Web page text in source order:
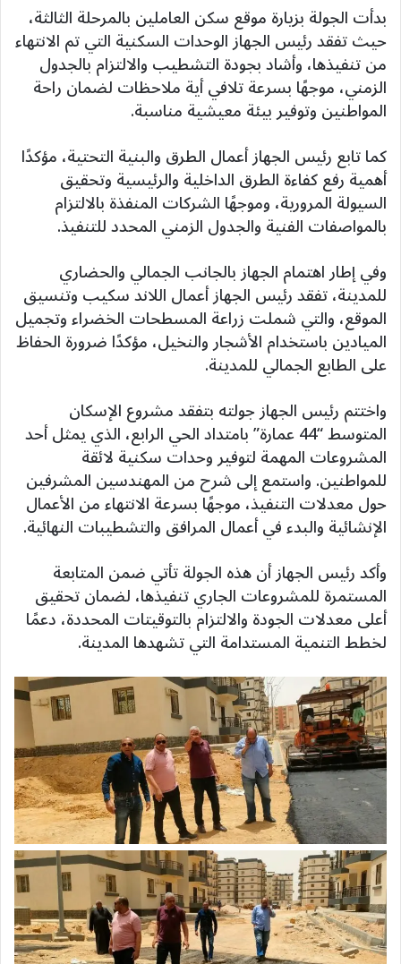
بدأت الجولة بزيارة موقع سكن العاملين بالمرحلة الثالثة،
حيث تفقد رئيس الجهاز الوحدات السكنية التي تم الانتهاء
من تنفيذها، وأشاد بجودة التشطيب والالتزام بالجدول
الزمني، موجهًا بسرعة تلافي أية ملاحظات لضمان راحة
المواطنين وتوفير بيئة معيشية مناسبة.
كما تابع رئيس الجهاز أعمال الطرق والبنية التحتية، مؤكدًا
أهمية رفع كفاءة الطرق الداخلية والرئيسية وتحقيق
السيولة المرورية، وموجهًا الشركات المنفذة بالالتزام
بالمواصفات الفنية والجدول الزمني المحدد للتنفيذ.
وفي إطار اهتمام الجهاز بالجانب الجمالي والحضاري
للمدينة، تفقد رئيس الجهاز أعمال اللاند سكيب وتنسيق
الموقع، والتي شملت زراعة المسطحات الخضراء وتجميل
الميادين باستخدام الأشجار والنخيل، مؤكدًا ضرورة الحفاظ
على الطابع الجمالي للمدينة.
واختتم رئيس الجهاز جولته بتفقد مشروع الإسكان
المتوسط “44 عمارة” بامتداد الحي الرابع، الذي يمثل أحد
المشروعات المهمة لتوفير وحدات سكنية لائقة
للمواطنين. واستمع إلى شرح من المهندسين المشرفين
حول معدلات التنفيذ، موجهًا بسرعة الانتهاء من الأعمال
الإنشائية والبدء في أعمال المرافق والتشطيبات النهائية.
وأكد رئيس الجهاز أن هذه الجولة تأتي ضمن المتابعة
المستمرة للمشروعات الجاري تنفيذها، لضمان تحقيق
أعلى معدلات الجودة والالتزام بالتوقيتات المحددة، دعمًا
لخطط التنمية المستدامة التي تشهدها المدينة.